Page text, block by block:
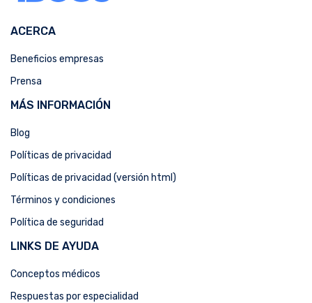
ACERCA
Beneficios empresas
Prensa
MÁS INFORMACIÓN
Blog
Políticas de privacidad
Políticas de privacidad (versión html)
Términos y condiciones
Política de seguridad
LINKS DE AYUDA
Conceptos médicos
Respuestas por especialidad